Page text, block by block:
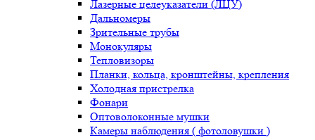
Лазерные целеуказатели (ЛЦУ)
Дальномеры
Зрительные трубы
Монокуляры
Тепловизоры
Планки, кольца, кронштейны, крепления
Холодная пристрелка
Фонари
Оптоволоконные мушки
Камеры наблюдения ( фотоловушки )